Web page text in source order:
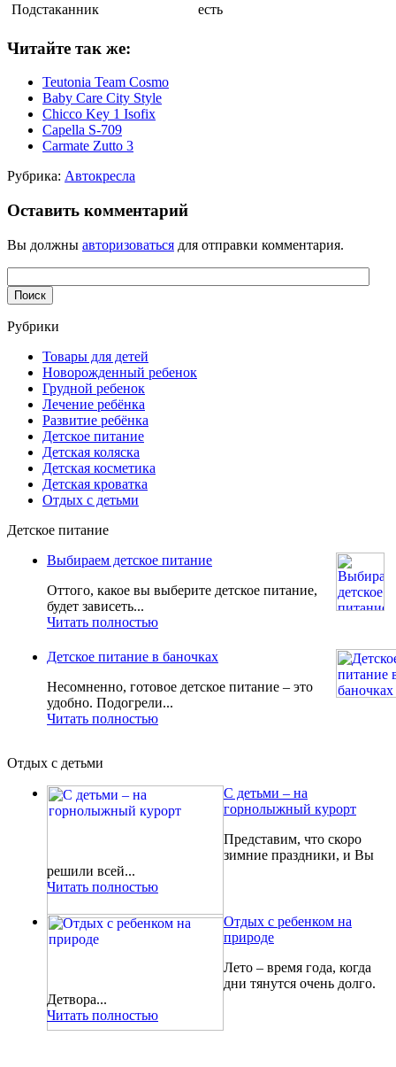
Подстаканник есть
Читайте так же:
Teutonia Team Cosmo
Baby Care City Style
Chicco Key 1 Isofix
Capella S-709
Carmate Zutto 3
Рубрика: Автокресла
Оставить комментарий
Вы должны авторизоваться для отправки комментария.
Рубрики
Товары для детей
Новорожденный ребенок
Грудной ребенок
Лечение ребёнка
Развитие ребёнка
Детское питание
Детская коляска
Детская косметика
Детская кроватка
Отдых с детьми
Детское питание
Выбираем детское питание
Оттого, какое вы выберите детское питание,
будет зависеть...
Читать полностью
Детское питание в баночках
Несомненно, готовое детское питание – это
удобно. Подогрели...
Читать полностью
Отдых с детьми
С детьми – на
горнолыжный курорт
Представим, что скоро
зимние праздники, и Вы
решили всей...
Читать полностью
Отдых с ребенком на
природе
Лето – время года, когда
дни тянутся очень долго.
Детвора...
Читать полностью